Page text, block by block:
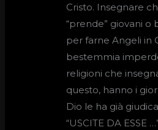
Cristo. Insegnare
“prende” giovani o
per farne Angeli in
bestemmia
religioni che
questo, hanno i
Dio le ha già
“USCITE DA ESSE